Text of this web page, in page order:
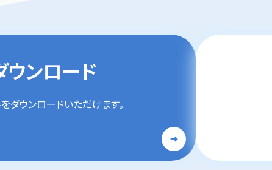
ンロード
ダウンロードいただけます。